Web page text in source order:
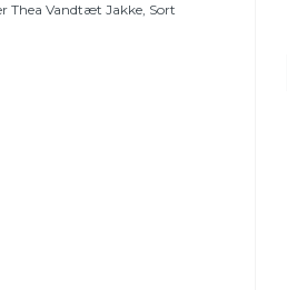
Thea Vandtæt Jakke, Sort